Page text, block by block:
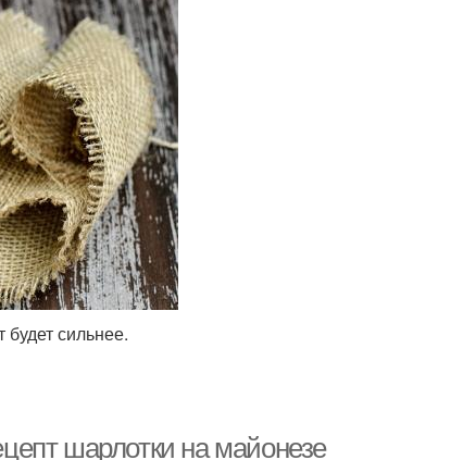
сильнее.
шарлотки на майонезе